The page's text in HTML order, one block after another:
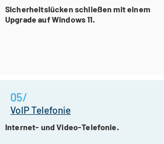
Sicherheitslücken schließen mit einem
Upgrade auf Windows 11.
05/
VoIP Telefonie
Internet- und Video-Telefonie.